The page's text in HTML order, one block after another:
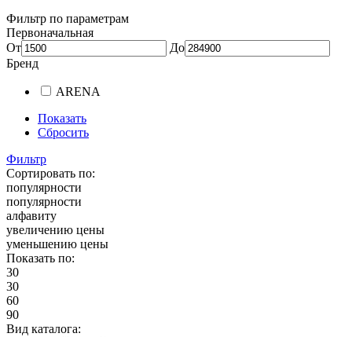
Фильтр по параметрам
Первоначальная
От
До
Бренд
ARENA
Показать
Сбросить
Фильтр
Сортировать по:
популярности
популярности
алфавиту
увеличению цены
уменьшению цены
Показать по:
30
30
60
90
Вид каталога: